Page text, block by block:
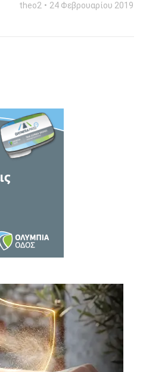
theo2 24 Φεβρουαρίου 2019